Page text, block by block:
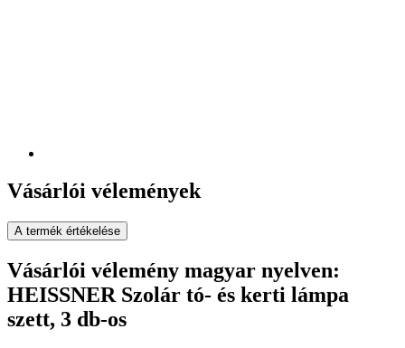
Vásárlói vélemények
A termék értékelése
Vásárlói vélemény magyar nyelven:
HEISSNER Szolár tó- és kerti lámpa
szett, 3 db-os